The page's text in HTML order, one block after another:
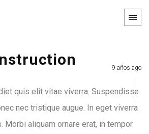
9 años ago
quis elit vitae viverra. Suspendisse
nec tristique augue. In eget viverra
Morbi aliquam ornare erat, in tempor